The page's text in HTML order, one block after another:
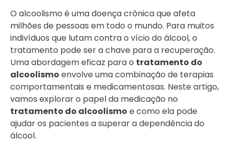
O alcoolismo é uma doença crônica que afeta
milhões de pessoas em todo o mundo. Para muitos
indivíduos que lutam contra o vício do álcool, o
tratamento pode ser a chave para a recuperação.
Uma abordagem eficaz para o tratamento do
alcoolismo envolve uma combinação de terapias
comportamentais e medicamentosas. Neste artigo,
vamos explorar o papel da medicação no
tratamento do alcoolismo e como ela pode
ajudar os pacientes a superar a dependência do
álcool.